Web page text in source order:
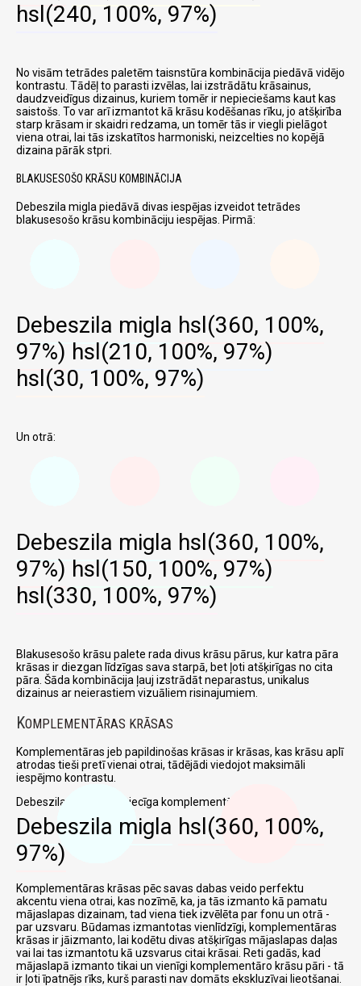
hsl(240, 100%, 97%)
No visām tetrādes paletēm taisnstūra kombinācija piedāvā vidējo
kontrastu. Tādēļ to parasti izvēlas, lai izstrādātu krāsainus,
daudzveidīgus dizainus, kuriem tomēr ir nepieciešams kaut kas
saistošs. To var arī izmantot kā krāsu kodēšanas rīku, jo atšķirība
starp krāsam ir skaidri redzama, un tomēr tās ir viegli pielāgot
viena otrai, lai tās izskatītos harmoniski, neizcelties no kopējā
dizaina pārāk stpri.
BLAKUSESOŠO KRĀSU KOMBINĀCIJA
Debeszila migla piedāvā divas iespējas izveidot tetrādes
blakusesošo krāsu kombināciju iespējas. Pirmā:
Debeszila migla hsl(360, 100%,
97%) hsl(210, 100%, 97%)
hsl(30, 100%, 97%)
Un otrā:
Debeszila migla hsl(360, 100%,
97%) hsl(150, 100%, 97%)
hsl(330, 100%, 97%)
Blakusesošo krāsu palete rada divus krāsu pārus, kur katra pāra
krāsas ir diezgan līdzīgas sava starpā, bet ļoti atšķirīgas no cita
pāra. Šāda kombinācija ļauj izstrādāt neparastus, unikalus
dizainus ar neierastiem vizuāliem risinajumiem.
KOMPLEMENTĀRAS KRĀSAS
Komplementāras jeb papildinošas krāsas ir krāsas, kas krāsu aplī
atrodas tieši pretī vienai otrai, tādējādi viedojot maksimāli
iespējmo kontrastu.
Debeszila migla un attiecīga komplementāra krāsa:
Debeszila migla hsl(360, 100%,
97%)
Komplementāras krāsas pēc savas dabas veido perfektu
akcentu viena otrai, kas nozīmē, ka, ja tās izmanto kā pamatu
mājaslapas dizainam, tad viena tiek izvēlēta par fonu un otrā -
par uzsvaru. Būdamas izmantotas vienlīdzīgi, komplementāras
krāsas ir jāizmanto, lai kodētu divas atšķirīgas mājaslapas daļas
vai lai tas izmantotu kā uzsvarus citai krāsai. Reti gadās, kad
mājaslapā izmanto tikai un vienīgi komplementāro krāsu pāri - tā
ir ļoti īpatnējs rīks, kurš parasti nav domāts ekskluzīvai lieotšanai.